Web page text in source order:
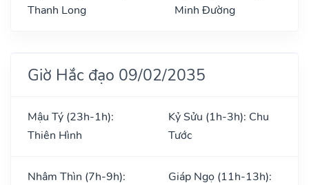
Thanh Long
Minh Đường
Giờ Hắc đạo 09/02/2035
Mậu Tý (23h-1h):
Thiên Hình
Kỷ Sửu (1h-3h): Chu
Tước
Nhâm Thìn (7h-9h):
Giáp Ngọ (11h-13h):